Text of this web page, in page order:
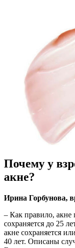
Почему у
акне?
Ирина Горбунова,
– Как правило, акне
сохраняется до 25
акне сохраняется
40 лет. Описаны